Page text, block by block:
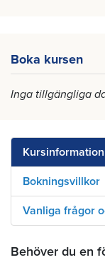
Boka kursen
Inga tillgängliga
Kursinformation
Bokningsvillkor
Vanliga frågor
Behöver du en